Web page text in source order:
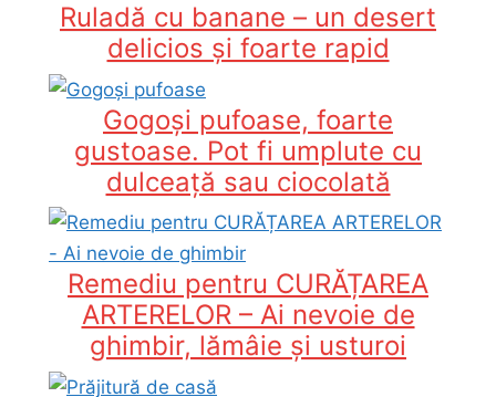
Ruladă cu banane – un desert
delicios și foarte rapid
Gogoși pufoase, foarte
gustoase. Pot fi umplute cu
dulceață sau ciocolată
Remediu pentru CURĂȚAREA
ARTERELOR – Ai nevoie de
ghimbir, lămâie și usturoi